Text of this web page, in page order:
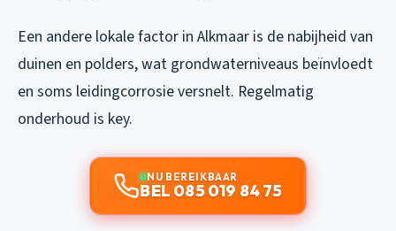
Een andere lokale factor in Alkmaar is de nabijheid van
duinen en polders, wat grondwaterniveaus beïnvloedt
en soms leidingcorrosie versnelt. Regelmatig
onderhoud is key.
NU BEREIKBAAR
BEL 085 019 84 75